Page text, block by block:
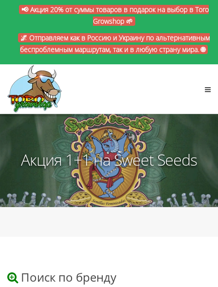
📢 Акция 20% от суммы товаров в подарок на выбор в Toro
Growshop 🌱
🌌 Отправляем как в Россию и Украину по альтернативным
беспроблемным маршрутам, так и в любую страну мира. 🌐
Акция 1+1 на Sweet Seeds
Поиск по бренду